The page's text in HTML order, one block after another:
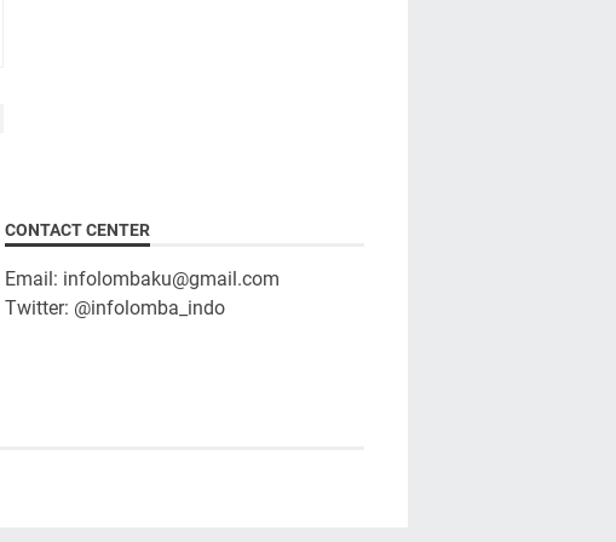
CONTACT CENTER
Email: infolombaku@gmail.com
Twitter: @infolomba_indo